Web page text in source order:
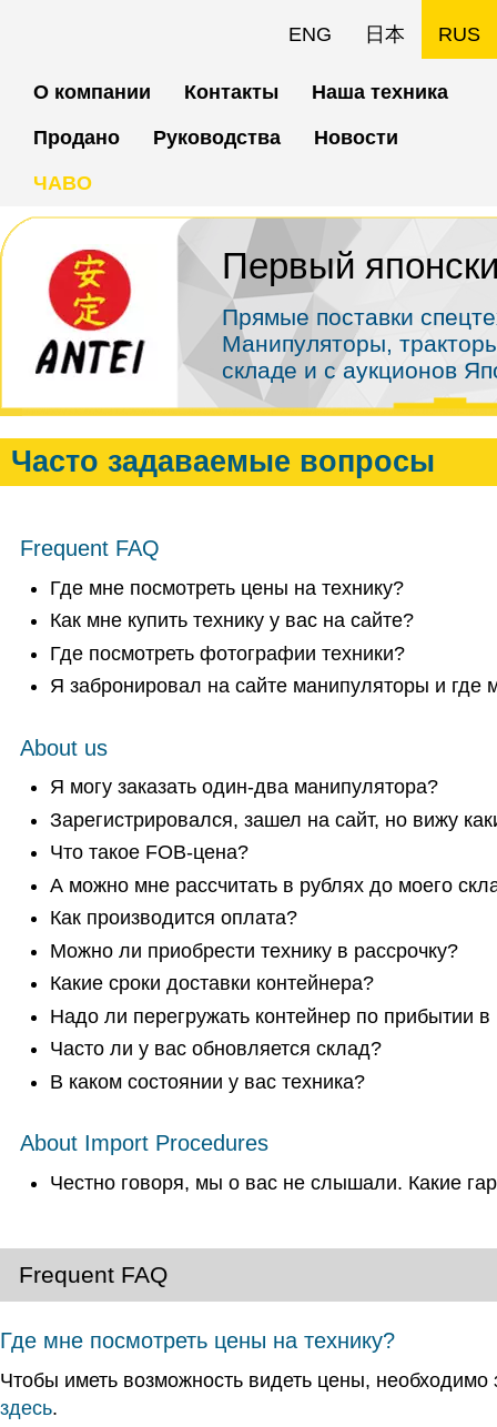
основному
содержанию
ENG 日本 RUS
О компании Контакты Наша техника
Продано Руководства Новости
ЧАВО
Первый
Прямые поставки
Манипуляторы,
складе и с аукционов
Часто задаваемые вопросы
Frequent FAQ
Где мне посмотреть цены на технику?
Как мне купить технику у вас на сайте?
Где посмотреть фотографии техники?
Я забронировал на сайте манипуляторы и где
About us
Я могу заказать один-два манипулятора?
Зарегистрировался, зашел на сайт, но вижу
Что такое FOB-цена?
А можно мне рассчитать в рублях до моего
Как производится оплата?
Можно ли приобрести технику в рассрочку?
Какие сроки доставки контейнера?
Надо ли перегружать контейнер по прибытии в
Часто ли у вас обновляется склад?
В каком состоянии у вас техника?
About Import Procedures
Честно говоря, мы о вас не слышали. Какие
Frequent FAQ
Где мне посмотреть цены на технику?
Чтобы иметь возможность видеть цены, необходимо
здесь.